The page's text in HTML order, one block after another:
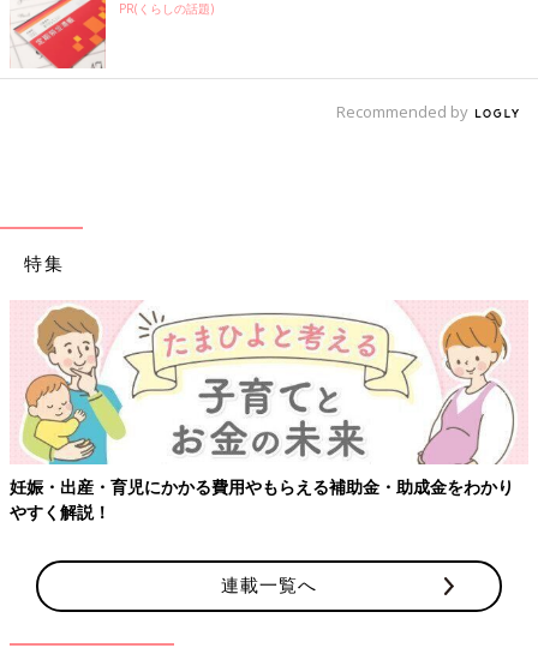
PR(くらしの話題)
Recommended by
特集
妊娠・出産・育児にかかる費用やもらえる補助金・助成金をわかり
やすく解説！
連載一覧へ